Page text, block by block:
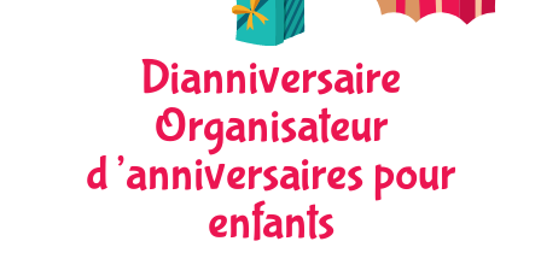
Dianniversaire
Organisateur
d’anniversaires pour
enfants